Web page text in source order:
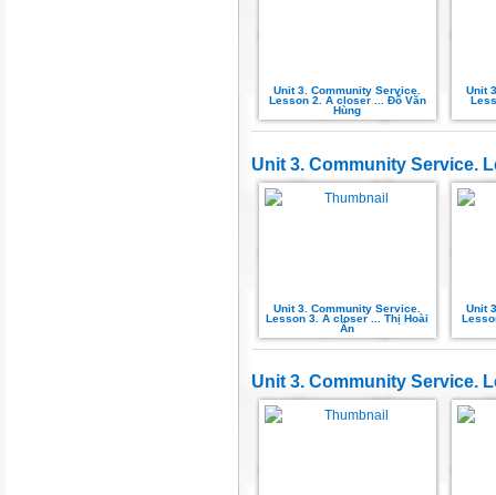
Unit 3. Community Service.
Lesson 2. A closer ... Đỗ Văn
Hùng
Unit
Unit 3. Community Service.
Unit 3. Community Service.
Lesson 3. A closer ... Thị Hoài
Ân
Unit
Unit 3. Community Service.